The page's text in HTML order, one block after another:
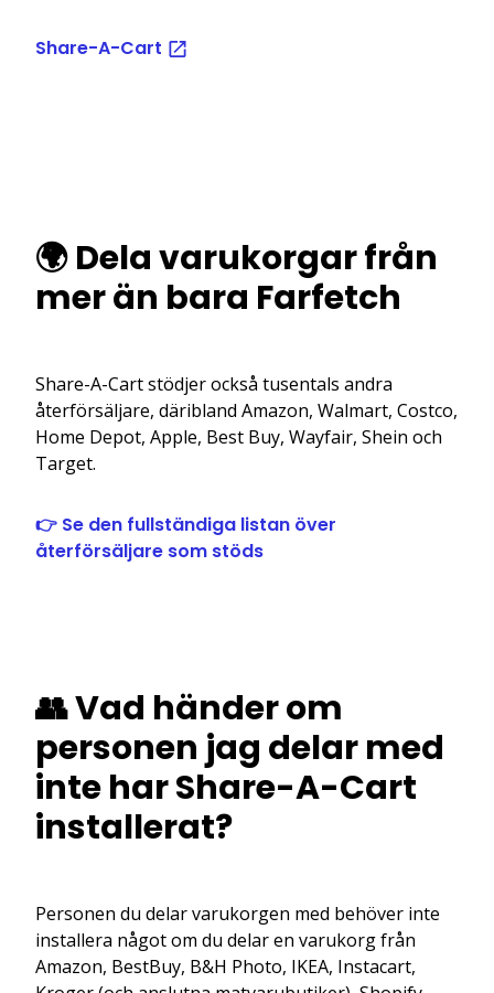
Share-A-Cart
🌍 Dela varukorgar från
mer än bara Farfetch
Share-A-Cart stödjer också tusentals andra
återförsäljare, däribland Amazon, Walmart, Costco,
Home Depot, Apple, Best Buy, Wayfair, Shein och
Target.
👉 Se den fullständiga listan över
återförsäljare som stöds
👥 Vad händer om
personen jag delar med
inte har Share-A-Cart
installerat?
Personen du delar varukorgen med behöver inte
installera något om du delar en varukorg från
Amazon, BestBuy, B&H Photo, IKEA, Instacart,